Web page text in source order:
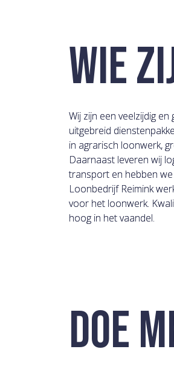
WIE
Wij zijn een veelzijdig
uitgebreid
in agrarisch loonwerk,
Daarnaast leveren wij
transport en hebben
Loonbedrijf Reimink
voor het loonwerk.
hoog in het vaandel.
DOE